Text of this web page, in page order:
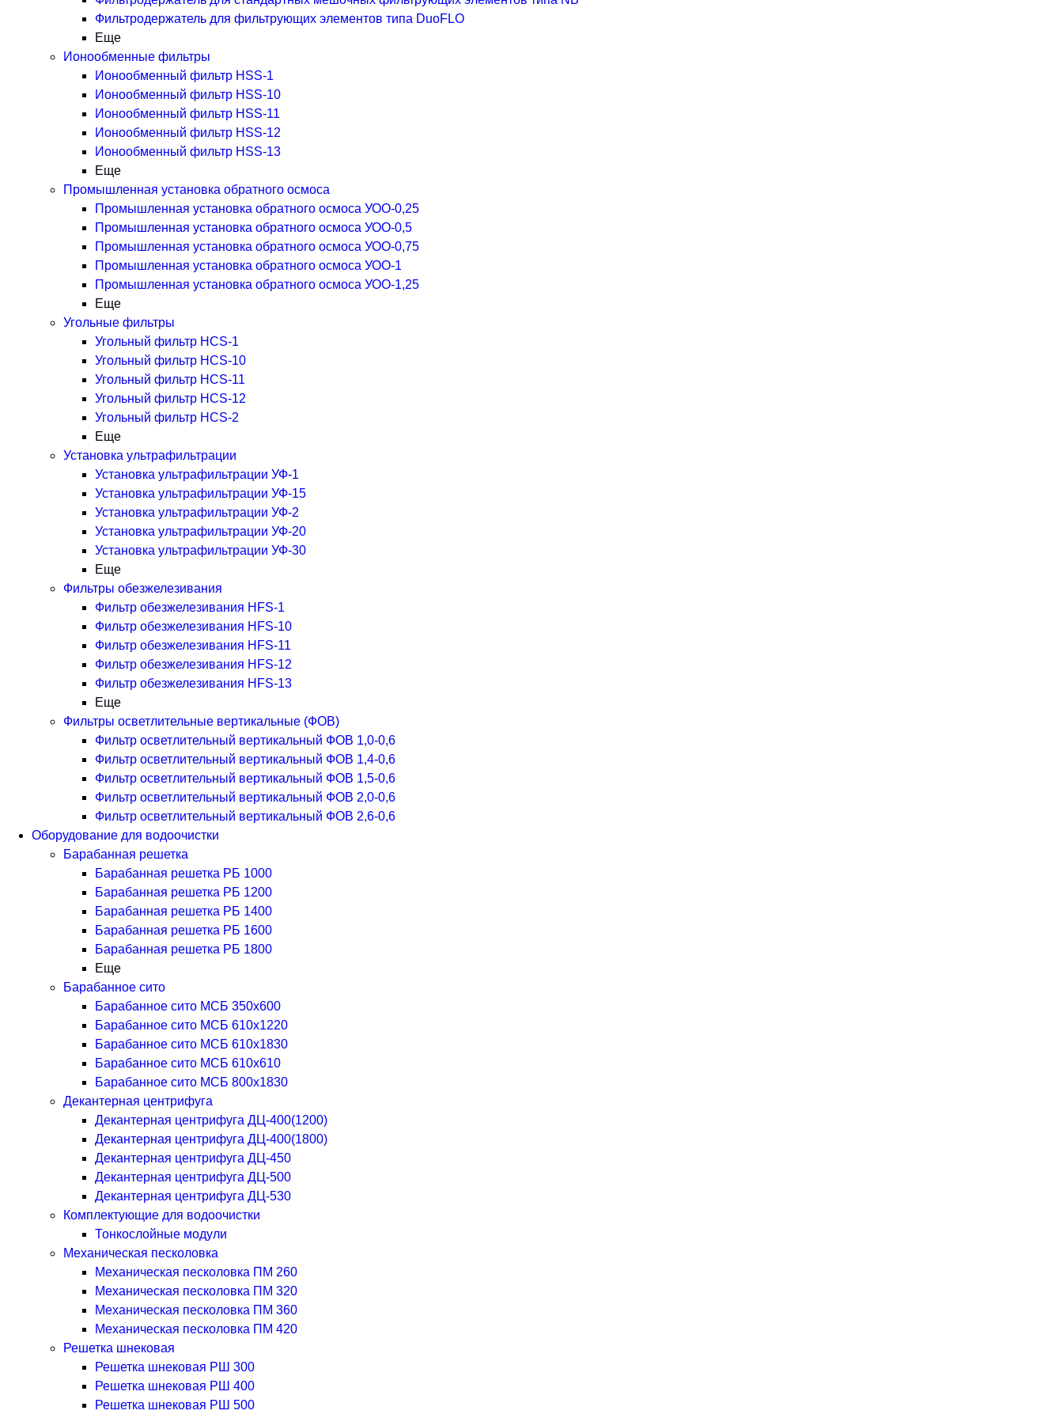
Фильтродержатель для фильтрующих элементов типа DuoFLO
Еще
Ионообменные фильтры
Ионообменный фильтр HSS-1
Ионообменный фильтр HSS-10
Ионообменный фильтр HSS-11
Ионообменный фильтр HSS-12
Ионообменный фильтр HSS-13
Еще
Промышленная установка обратного осмоса
Промышленная установка обратного осмоса УОО-0,25
Промышленная установка обратного осмоса УОО-0,5
Промышленная установка обратного осмоса УОО-0,75
Промышленная установка обратного осмоса УОО-1
Промышленная установка обратного осмоса УОО-1,25
Еще
Угольные фильтры
Угольный фильтр HСS-1
Угольный фильтр HСS-10
Угольный фильтр HСS-11
Угольный фильтр HСS-12
Угольный фильтр HСS-2
Еще
Установка ультрафильтрации
Установка ультрафильтрации УФ-1
Установка ультрафильтрации УФ-15
Установка ультрафильтрации УФ-2
Установка ультрафильтрации УФ-20
Установка ультрафильтрации УФ-30
Еще
Фильтры обезжелезивания
Фильтр обезжелезивания HFS-1
Фильтр обезжелезивания HFS-10
Фильтр обезжелезивания HFS-11
Фильтр обезжелезивания HFS-12
Фильтр обезжелезивания HFS-13
Еще
Фильтры осветлительные вертикальные (ФОВ)
Фильтр осветлительный вертикальный ФОВ 1,0-0,6
Фильтр осветлительный вертикальный ФОВ 1,4-0,6
Фильтр осветлительный вертикальный ФОВ 1,5-0,6
Фильтр осветлительный вертикальный ФОВ 2,0-0,6
Фильтр осветлительный вертикальный ФОВ 2,6-0,6
Оборудование для водоочистки
Барабанная решетка
Барабанная решетка РБ 1000
Барабанная решетка РБ 1200
Барабанная решетка РБ 1400
Барабанная решетка РБ 1600
Барабанная решетка РБ 1800
Еще
Барабанное сито
Барабанное сито МСБ 350x600
Барабанное сито МСБ 610x1220
Барабанное сито МСБ 610x1830
Барабанное сито МСБ 610x610
Барабанное сито МСБ 800x1830
Декантерная центрифуга
Декантерная центрифуга ДЦ-400(1200)
Декантерная центрифуга ДЦ-400(1800)
Декантерная центрифуга ДЦ-450
Декантерная центрифуга ДЦ-500
Декантерная центрифуга ДЦ-530
Комплектующие для водоочистки
Тонкослойные модули
Механическая песколовка
Механическая песколовка ПM 260
Механическая песколовка ПM 320
Механическая песколовка ПM 360
Механическая песколовка ПM 420
Решетка шнековая
Решетка шнековая РШ 300
Решетка шнековая РШ 400
Решетка шнековая РШ 500